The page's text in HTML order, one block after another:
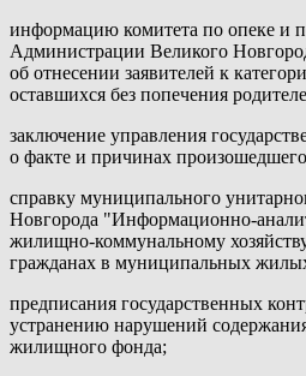
информацию комитета по опеке и
Администрации Великого
об отнесении заявителей к
оставшихся без попечения
заключение управления
о факте и причинах
справку муниципального
Новгорода "Информационно-
жилищно-коммунальному
гражданах в муниципальных
предписания государственных
устранению нарушений
жилищного фонда;